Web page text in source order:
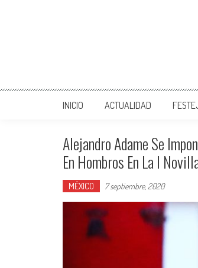
INICIO ACTUALIDAD
Alejandro Adame Se
En Hombros En La I
MÉXICO 7 septiembre, 2020